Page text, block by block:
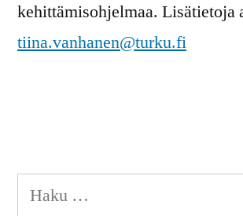
kehittämisohjelmaa. Lisätietoja
tiina.vanhanen@turku.fi
Haku: